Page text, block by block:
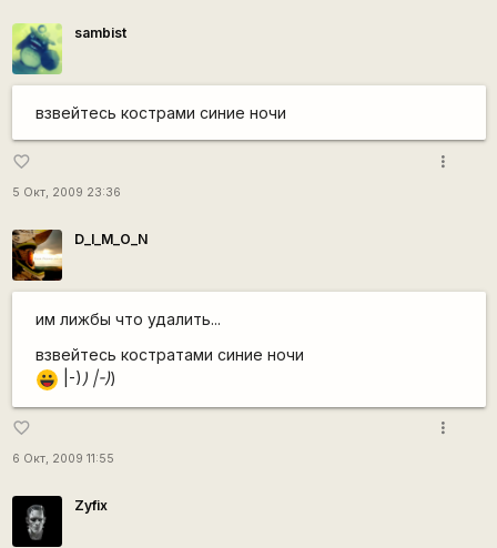
sambist
взвейтесь кострами синие ночи
favorite_border
5 Окт, 2009 23:36
more_vert
D_I_M_O_N
им лижбы что удалить...
взвейтесь костратами синие ночи
|-)) |-) ) |-))
favorite_border
6 Окт, 2009 11:55
more_vert
Zyfix